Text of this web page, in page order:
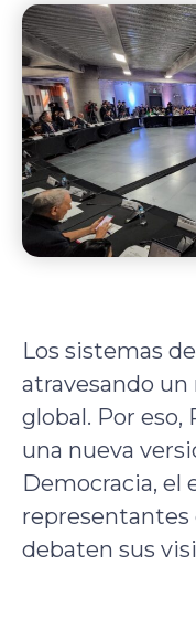
Los sistemas
atravesando
global. Por eso,
una nueva
Democracia, el
representantes
debaten sus